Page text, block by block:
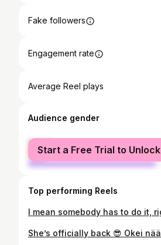
Fake followers
Engagement rate
Average Reel plays
Audience gender
female
male
Start a Free Trial to Unlock
Top performing Reels